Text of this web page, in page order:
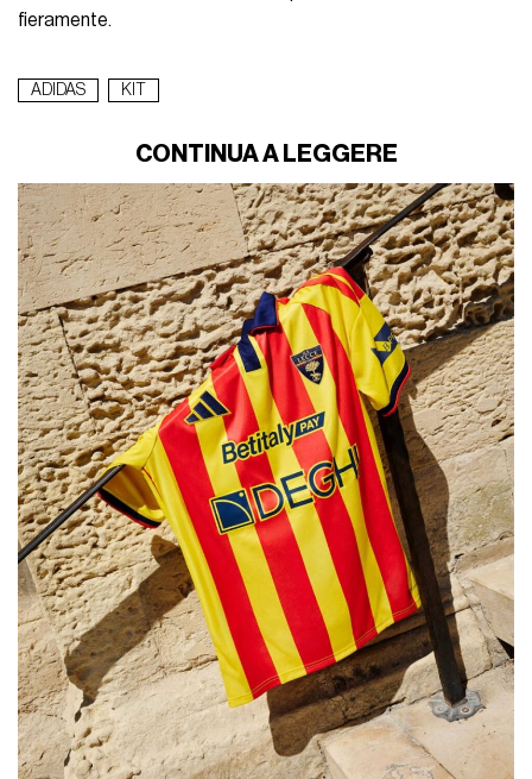
fieramente.
ADIDAS KIT
CONTINUA A LEGGERE